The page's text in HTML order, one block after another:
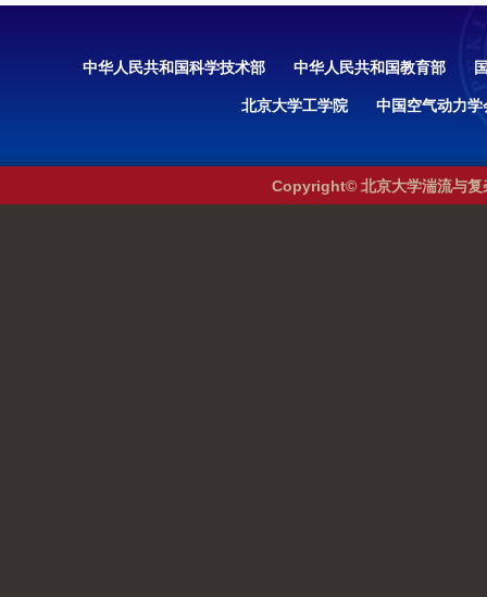
中华人民共和国科学技术部 中华人民共和国教育部
北京大学工学院 中国空气动力学
Copyright© 北京大学湍流与